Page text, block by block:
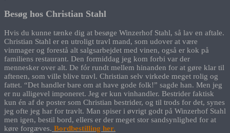
Besøg hos Christian Stahl
Hvis du kunne tænke dig at besøge Winzerhof Stahl, så lav en aftale.
Christian Stahl er en utroligt travl mand, som udover at være
vinmager og forestå alt salgsarbejdet med vinen, også er kok på
familiens restaurant. Den formiddag jeg kom forbi var der
mennesker over alt. De fór rundt mellem hinanden for at gøre klar til
aftenen, som ville blive travl. Christian selv virkede meget rolig og
fattet. “Det handler bare om at have gode folk!” sagde han. Men jeg
er nu alligevel imponeret. Jeg er kun vinhandler. Bestrider faktisk
kun én af de poster som Christian bestrider, og til trods for det, synes
jeg ofte jeg har for travlt. Man spiser i øvrigt godt på Winzerhof Stahl
men igen, bestil bord, ellers er der meget stor sandsynlighed for at
køre forgæves. Bordbestilling her.